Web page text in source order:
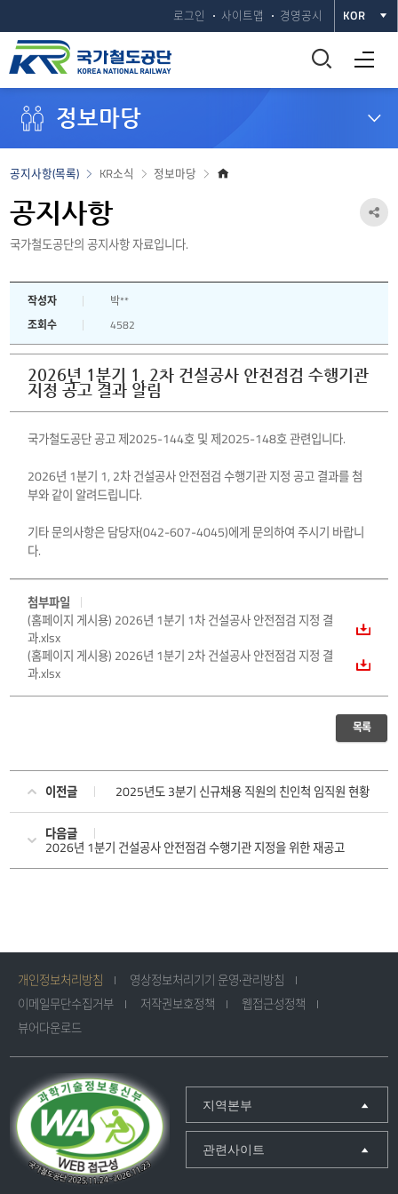
로그인 사이트맵 경영공시 KOR
통
합
기
전체메뉴 열기
정보마당
홈
정보마당
KR소식
공지사항(목록)
공지사항
국가철도공단의 공지사항 자료입니다.
공
작성자
박**
조회수
4582
2026년 1분기 1, 2차 건설공사 안전점검 수행기관
지정 공고 결과 알림
국가철도공단 공고 제2025-144호 및 제2025-148호 관련입니다.
2026년 1분기 1, 2차 건설공사 안전점검 수행기관 지정 공고 결과를 첨
부와 같이 알려드립니다.
기타 문의사항은 담당자(042-607-4045)에게 문의하여 주시기 바랍니
다.
첨부파일
(홈페이지 게시용) 2026년 1분기 1차 건설공사 안전점검 지정 결
과.xlsx
(홈페이지 게시용) 2026년 1분기 2차 건설공사 안전점검 지정 결
과.xlsx
목록
이전글 2025년도 3분기 신규채용 직원의 친인척 임직원 현황
다음글
2026년 1분기 건설공사 안전점검 수행기관 지정을 위한 재공고
개인정보처리방침
영상정보처리기기 운영·관리방침
이메일무단수집거부
저작권보호정책
웹접근성정책
뷰어다운로드
지역본부
관련사이트